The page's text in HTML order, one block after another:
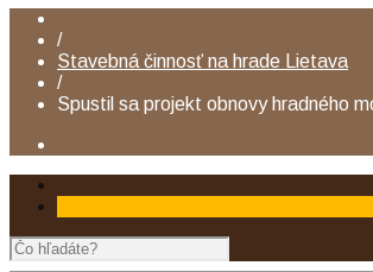
/
Stavebná činnosť na hrade Lietava
/
Spustil sa projekt obnovy hradného